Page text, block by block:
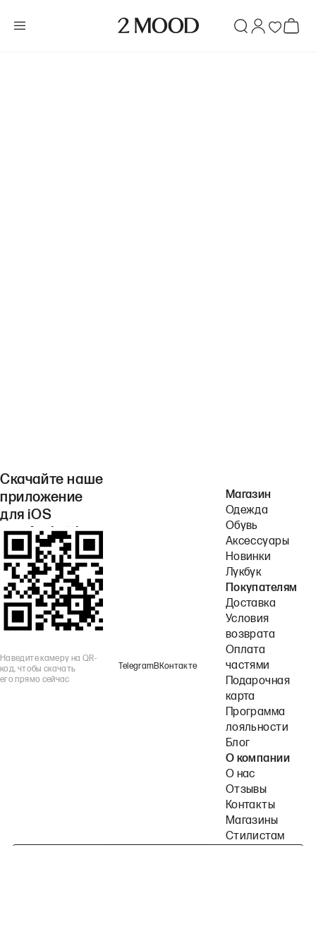
Скачайте наше
приложение
для iOS
или Android.
Наведите камеру на QR-
код, чтобы скачать
его прямо сейчас
TelegramВКонтакте
Магазин
Одежда
Обувь
Аксессуары
Новинки
Лукбук
Покупателям
Доставка
Условия
возврата
Оплата
частями
Подарочная
карта
Программа
лояльности
Блог
О компании
О нас
Отзывы
Контакты
Магазины
Стилистам